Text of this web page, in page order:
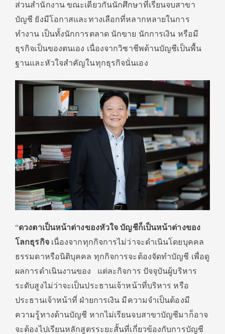
ส่วนสำนักงาน ขณะเดียวกันนักศึกษาที่เรียนจบสาขา
บัญชี ยังมีโอกาสและทางเลือกที่หลากหลายในการ
ทำงาน เป็นทั้งนักการตลาด นักขาย นักการเงิน หรือมี
ธุรกิจเป็นของตนเอง เนื่องจากวิชาชีพด้านบัญชีเป็นพื้น
ฐานและหัวใจสำคัญในทุกธุรกิจนั่นเอง
“ดวงตาเป็นหน้าต่างของหัวใจ บัญชีก็เป็นหน้าต่างของ
โลกธุรกิจเนื่องจากทุกกิจการไม่ว่าจะดำเนินโดยบุคคล
ธรรมดาหรือนิติบุคคล ทุกกิจการจะต้องจัดทำบัญชี เพื่อดู
ผลการดำเนินงานของ แต่ละกิจการ ปัจจุบันผู้บริหาร
ระดับสูงไม่ว่าจะเป็นประธานเจ้าหน้าที่บริหาร หรือ
ประธานเจ้าหน้าที่ ฝ่ายการเงิน มีความจำเป็นต้องมี
ความรู้ทางด้านบัญชี หากไม่เรียนจบสาขาบัญชีมาก็อาจ
จะต้องไปเรียนหลักสูตรระยะสั้นที่เกี่ยวข้องกับการบัญชี